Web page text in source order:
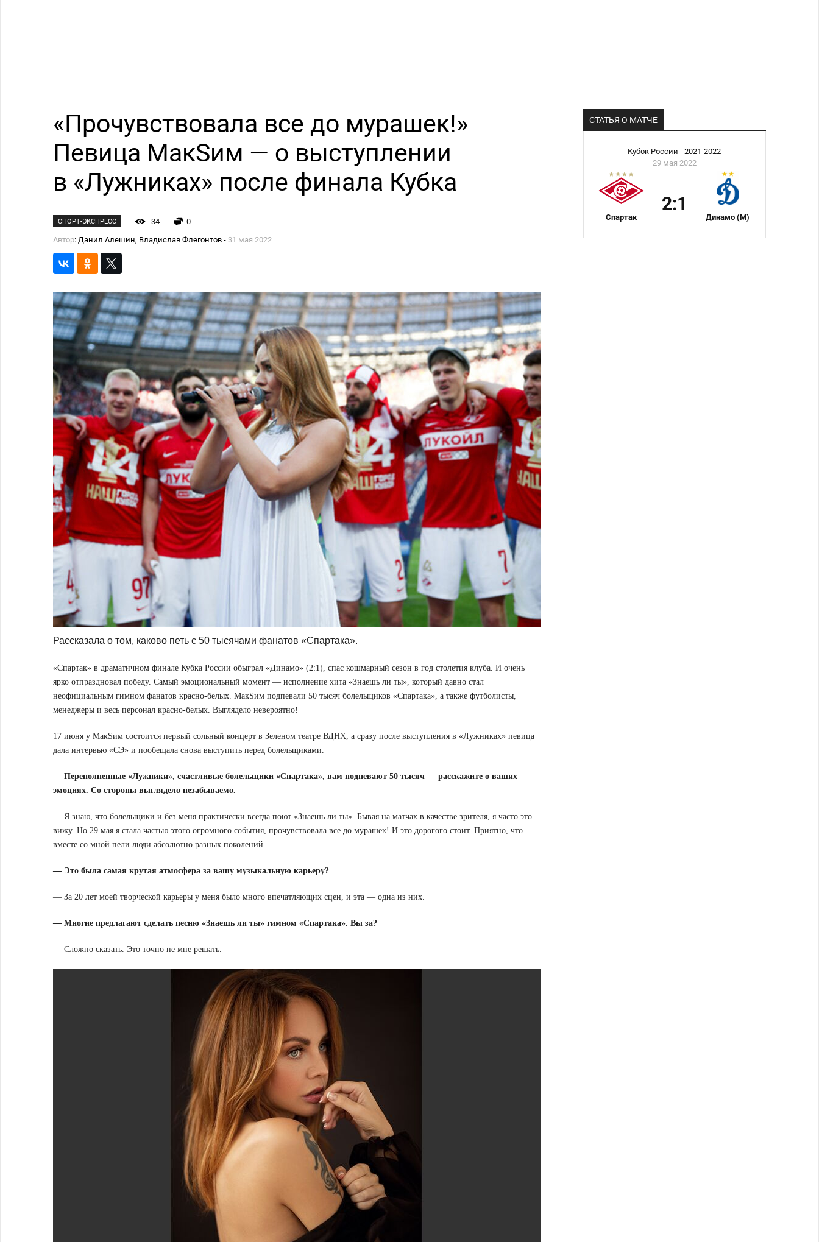
«Прочувствовала все до мурашек!»
Певица МакSим — о выступлении
в «Лужниках» после финала Кубка
СПОРТ-ЭКСПРЕСС 34
0
Автор: Данил Алешин, Владислав Флегонтов - 31 мая 2022
Рассказала о том, каково петь с 50 тысячами фанатов «Спартака».
«Спартак» в драматичном финале Кубка России обыграл «Динамо» (2:1), спас кошмарный сезон в год столетия клуба. И очень
ярко отпраздновал победу. Самый эмоциональный момент — исполнение хита «Знаешь ли ты», который давно стал
неофициальным гимном фанатов красно-белых. МакSим подпевали 50 тысяч болельщиков «Спартака», а также футболисты,
менеджеры и весь персонал красно-белых. Выглядело невероятно!
17 июня у МакSим состоится первый сольный концерт в Зеленом театре ВДНХ, а сразу после выступления в «Лужниках» певица
дала интервью «СЭ» и пообещала снова выступить перед болельщиками.
— Переполненные «Лужники», счастливые болельщики «Спартака», вам подпевают 50 тысяч — расскажите о ваших
эмоциях. Со стороны выглядело незабываемо.
— Я знаю, что болельщики и без меня практически всегда поют «Знаешь ли ты». Бывая на матчах в качестве зрителя, я часто это
вижу. Но 29 мая я стала частью этого огромного события, прочувствовала все до мурашек! И это дорогого стоит. Приятно, что
вместе со мной пели люди абсолютно разных поколений.
— Это была самая крутая атмосфера за вашу музыкальную карьеру?
— За 20 лет моей творческой карьеры у меня было много впечатляющих сцен, и эта — одна из них.
— Многие предлагают сделать песню «Знаешь ли ты» гимном «Спартака». Вы за?
— Сложно сказать. Это точно не мне решать.
СТАТЬЯ О МАТЧЕ
Кубок России - 2021-2022
29 мая 2022
Спартак
2:1
Динамо (М)